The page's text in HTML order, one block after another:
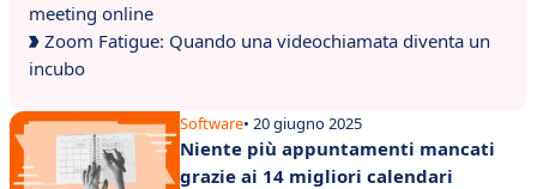
meeting online
Zoom Fatigue: Quando una videochiamata diventa un
incubo
Software• 20 giugno 2025
Niente più appuntamenti mancati
grazie ai 14 migliori calendari